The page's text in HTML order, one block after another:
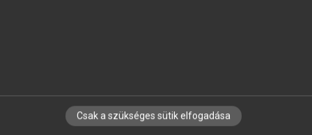
IRATKOZZ FEL HÍRLEVELÜNKRE!
Csak a szükséges sütik elfogadása